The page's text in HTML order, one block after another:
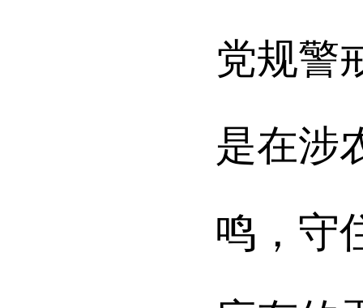
党规警
是在涉
鸣，守